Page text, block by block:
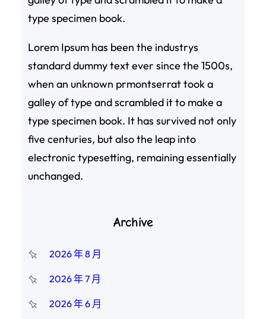
type specimen book.
Lorem Ipsum has been the industrys
standard dummy text ever since the 1500s,
when an unknown prmontserrat took a
galley of type and scrambled it to make a
type specimen book. It has survived not only
five centuries, but also the leap into
electronic typesetting, remaining essentially
unchanged.
Archive
2026 年 8 月
2026 年 7 月
2026 年 6 月